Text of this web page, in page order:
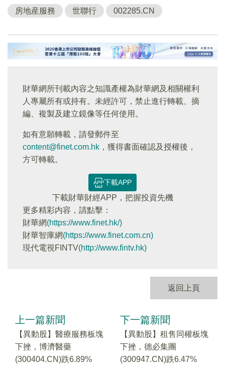
房地産服務 世聯行 002285.CN
財華網所刊載內容之知識產權為財華網及相關權利
人專屬所有或持有。未經許可，禁止進行轉載、摘
編、複製及建立鏡像等任何使用。
如有意願轉載，請發郵件至
content@finet.com.hk ，獲得書面確認及授權後，
方可轉載。
下載APP
下載財華財經APP，把握投資先機
更多精彩内容，請點擊：
財華網(https://www.finet.hk/)
財華智庫網(https://www.finet.com.cn)
現代電視FINTV(http://www.fintv.hk)
返回上頁
上一篇新聞
【異動股】醫療服務板塊
下挫，博濟醫藥
(300404.CN)跌6.89%
下一篇新聞
【異動股】租售同權板塊
下挫，德必集團
(300947.CN)跌6.47%